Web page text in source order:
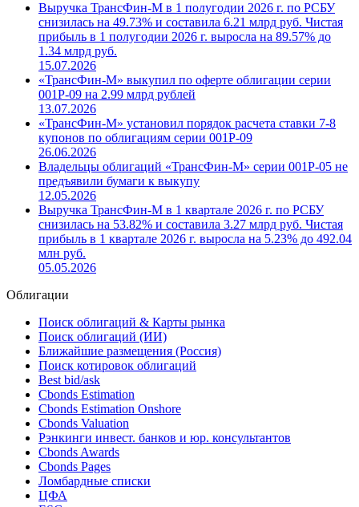
Выручка ТрансФин-М в 1 полугодии 2026 г. по РСБУ
снизилась на 49.73% и составила 6.21 млрд руб. Чистая
прибыль в 1 полугодии 2026 г. выросла на 89.57% до
1.34 млрд руб.
15.07.2026
«ТрансФин-М» выкупил по оферте облигации серии
001Р-09 на 2.99 млрд рублей
13.07.2026
«ТрансФин-М» установил порядок расчета ставки 7-8
купонов по облигациям серии 001P-09
26.06.2026
Владельцы облигаций «ТрансФин-М» серии 001Р-05 не
предъявили бумаги к выкупу
12.05.2026
Выручка ТрансФин-М в 1 квартале 2026 г. по РСБУ
снизилась на 53.82% и составила 3.27 млрд руб. Чистая
прибыль в 1 квартале 2026 г. выросла на 5.23% до 492.04
млн руб.
05.05.2026
Облигации
Поиск облигаций & Карты рынка
Поиск облигаций (ИИ)
Ближайшие размещения (Россия)
Поиск котировок облигаций
Best bid/ask
Cbonds Estimation
Cbonds Estimation Onshore
Cbonds Valuation
Рэнкинги инвест. банков и юр. консультантов
Cbonds Awards
Cbonds Pages
Ломбардные списки
ЦФА